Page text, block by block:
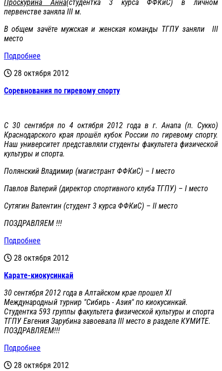
Проскурина Анна(студентка 3 курса ФФКиС) в личном
первенстве заняла III м.
В общем зачёте мужская и женская команды ТГПУ заняли III
место
Подробнее
28 октября 2012
Соревнования по гиревому спорту
С 30 сентября по 4 октября 2012 года в г. Анапа (п. Сукко)
Краснодарского края прошёл кубок России по гиревому спорту.
Наш университет представляли студенты факультета физической
культуры и спорта.
Полянский Владимир (магистрант ФФКиС) – I место
Павлов Валерий (директор спортивного клуба ТГПУ) – I место
Сутягин Валентин (студент 3 курса ФФКиС) – II место
ПОЗДРАВЛЯЕМ !!!
Подробнее
28 октября 2012
Карате-киокусинкай
30 сентября 2012 года в Алтайском крае прошел XI
Международный турнир "Сибирь - Азия" по киокусинкай.
Студентка 593 группы факультета физической культуры и спорта
ТГПУ Евгения Зарубина завоевала III место в разделе КУМИТЕ.
ПОЗДРАВЛЯЕМ!!!
Подробнее
28 октября 2012